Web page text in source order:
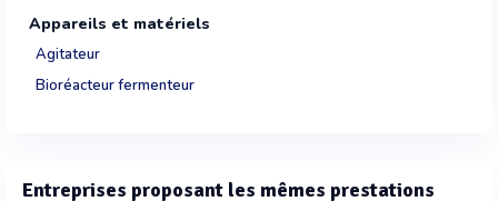
Appareils et matériels
Agitateur
Bioréacteur fermenteur
Entreprises proposant les mêmes prestations